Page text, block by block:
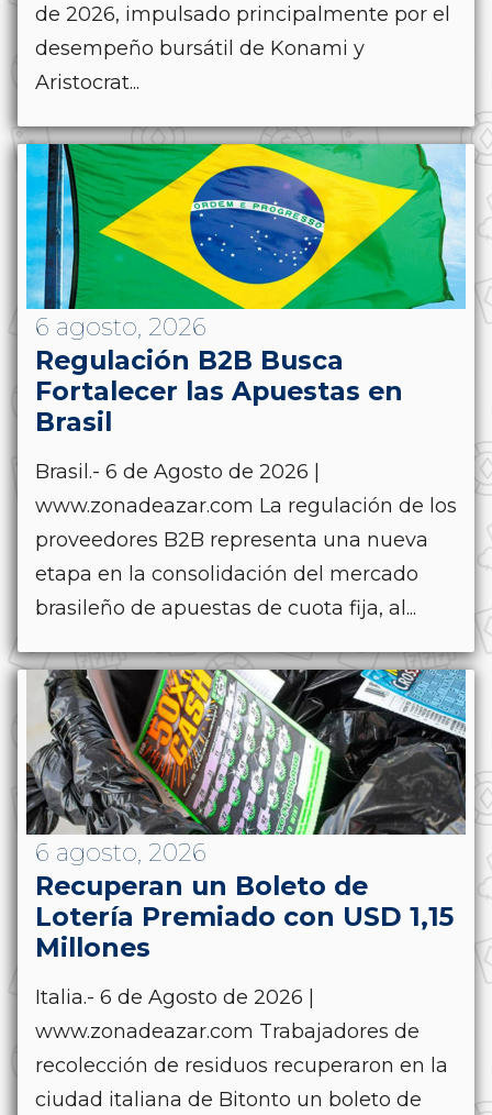
de 2026, impulsado principalmente por el
desempeño bursátil de Konami y
Aristocrat...
6 agosto, 2026
Regulación B2B Busca
Fortalecer las Apuestas en
Brasil
Brasil.- 6 de Agosto de 2026 |
www.zonadeazar.com La regulación de los
proveedores B2B representa una nueva
etapa en la consolidación del mercado
brasileño de apuestas de cuota fija, al...
6 agosto, 2026
Recuperan un Boleto de
Lotería Premiado con USD 1,15
Millones
Italia.- 6 de Agosto de 2026 |
www.zonadeazar.com Trabajadores de
recolección de residuos recuperaron en la
ciudad italiana de Bitonto un boleto de